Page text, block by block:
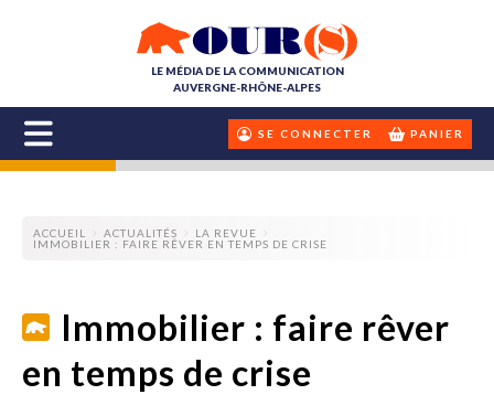
LE MÉDIA DE LA COMMUNICATION
AUVERGNE-RHÔNE-ALPES
SE CONNECTER PANIER
ACCUEIL ACTUALITÉS
LA REVUE
IMMOBILIER : FAIRE RÊVER EN TEMPS DE CRISE
Immobilier : faire rêver
en temps de crise